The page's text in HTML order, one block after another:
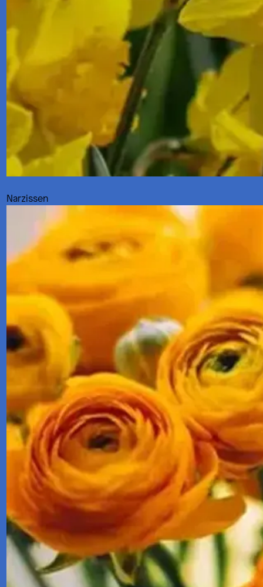
Narzissen